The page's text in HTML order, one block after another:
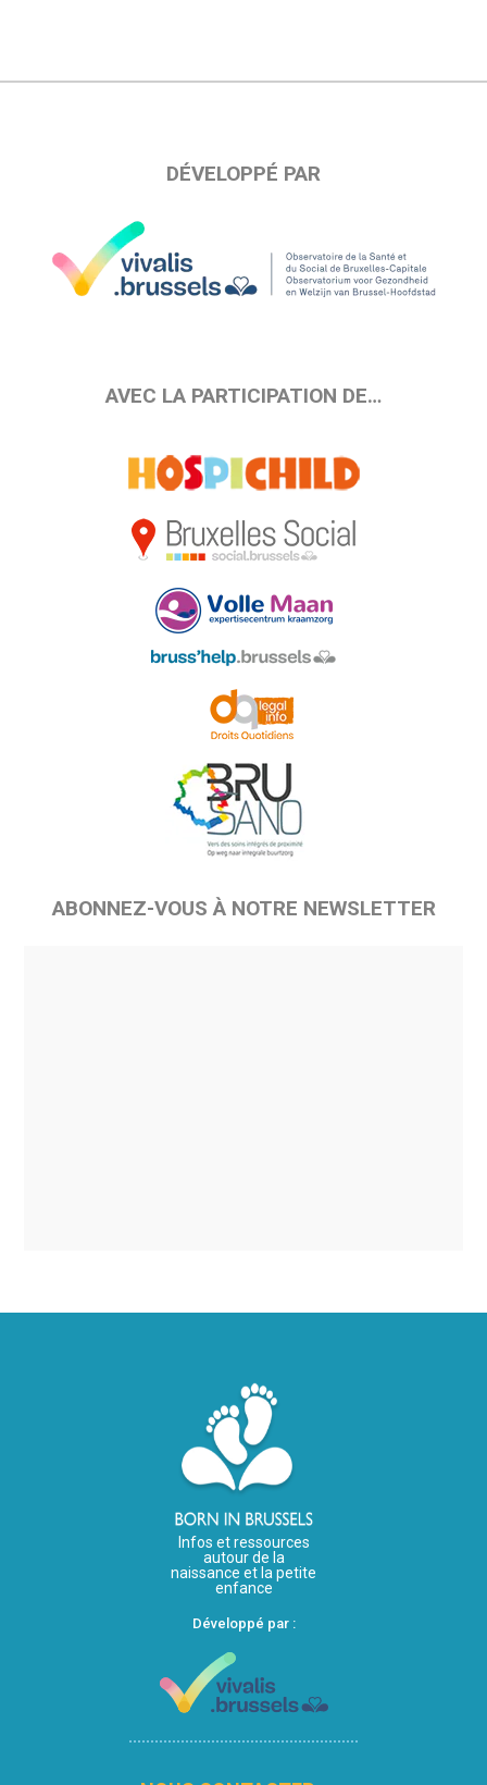
DÉVELOPPÉ PAR
AVEC LA PARTICIPATION DE…
ABONNEZ-VOUS À NOTRE NEWSLETTER
Infos et ressources
autour de la
naissance et la petite
enfance
Développé par :